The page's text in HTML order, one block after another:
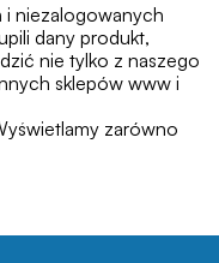
niezalogowanych
dany produkt,
nie tylko z naszego
sklepów www i
zarówno